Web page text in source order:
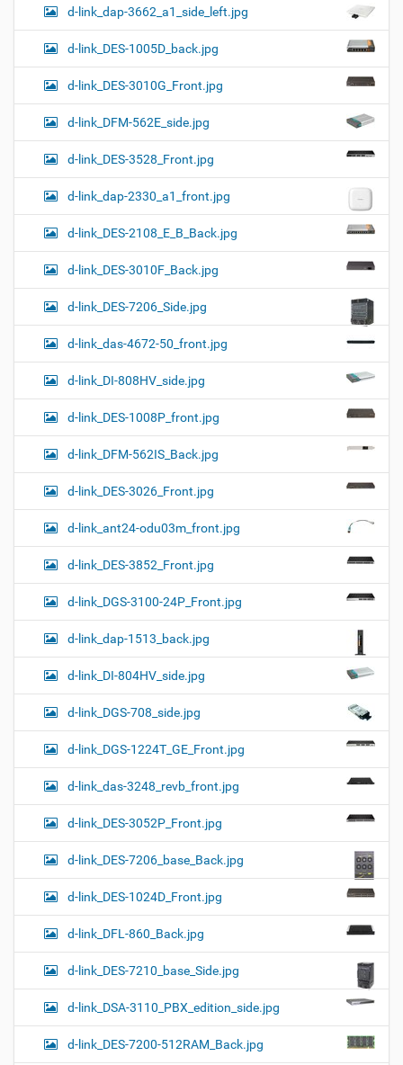
d-link_dap-3662_a1_side_left.jpg
d-link_DES-1005D_back.jpg
d-link_DES-3010G_Front.jpg
d-link_DFM-562E_side.jpg
d-link_DES-3528_Front.jpg
d-link_dap-2330_a1_front.jpg
d-link_DES-2108_E_B_Back.jpg
d-link_DES-3010F_Back.jpg
d-link_DES-7206_Side.jpg
d-link_das-4672-50_front.jpg
d-link_DI-808HV_side.jpg
d-link_DES-1008P_front.jpg
d-link_DFM-562IS_Back.jpg
d-link_DES-3026_Front.jpg
d-link_ant24-odu03m_front.jpg
d-link_DES-3852_Front.jpg
d-link_DGS-3100-24P_Front.jpg
d-link_dap-1513_back.jpg
d-link_DI-804HV_side.jpg
d-link_DGS-708_side.jpg
d-link_DGS-1224T_GE_Front.jpg
d-link_das-3248_revb_front.jpg
d-link_DES-3052P_Front.jpg
d-link_DES-7206_base_Back.jpg
d-link_DES-1024D_Front.jpg
d-link_DFL-860_Back.jpg
d-link_DES-7210_base_Side.jpg
d-link_DSA-3110_PBX_edition_side.jpg
d-link_DES-7200-512RAM_Back.jpg